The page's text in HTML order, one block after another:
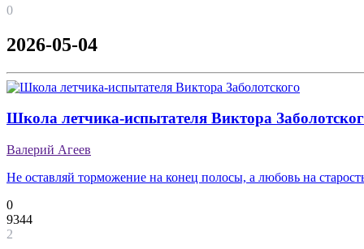
0
2026-05-04
Школа летчика-испытателя Виктора
Валерий Агеев
Не оставляй торможение на конец полосы, а любовь на
0
9344
2